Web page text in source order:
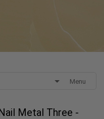
Menu
Metal Three -